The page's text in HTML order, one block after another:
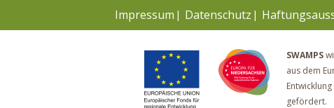
Impressum Datenschutz
SWAMPS
aus dem
gefördert.